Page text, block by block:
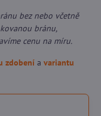
bez nebo včetně
bránu,
cenu na míru.
zdobení a variantu